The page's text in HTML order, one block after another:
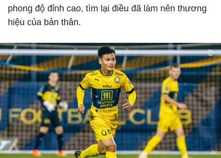
phong độ đỉnh cao, tìm lại điều đã làm nên thương
hiệu của bản thân.